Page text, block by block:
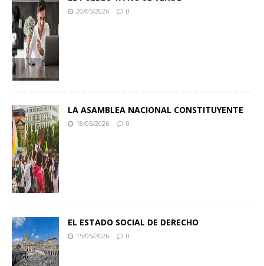
20/05/2026 0
LA ASAMBLEA NACIONAL CONSTITUYENTE
18/05/2026 0
EL ESTADO SOCIAL DE DERECHO
15/05/2026 0